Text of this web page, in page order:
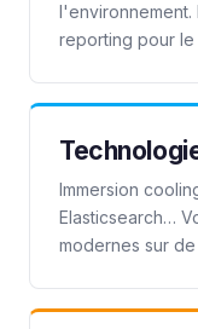
l'environnement.
reporting pour le
Immersion
Elasticsearch…
modernes sur